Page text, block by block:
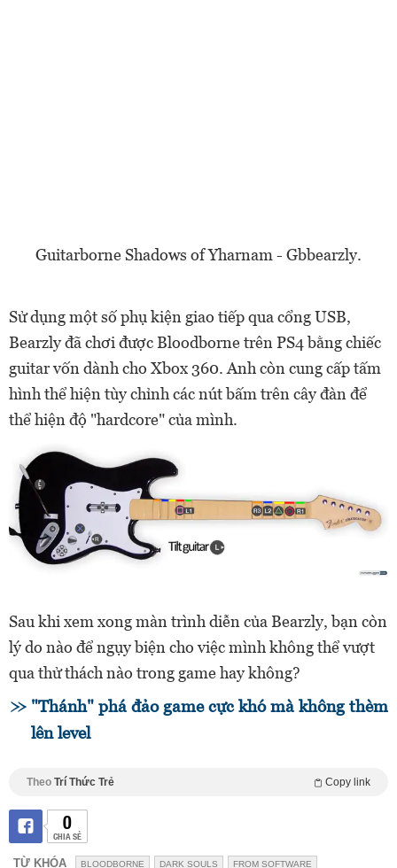
Guitarborne Shadows of Yharnam - Gbbearzly.
Sử dụng một số phụ kiện giao tiếp qua cổng USB,
Bearzly đã chơi được Bloodborne trên PS4 bằng chiếc
guitar vốn dành cho Xbox 360. Anh còn cung cấp tấm
hình thể hiện tùy chỉnh các nút bấm trên cây đàn để
thể hiện độ "hardcore" của mình.
Sau khi xem xong màn trình diễn của Bearzly, bạn còn
lý do nào để ngụy biện cho việc mình không thể vượt
qua thử thách nào trong game hay không?
"Thánh" phá đảo game cực khó mà không thèm
lên level
Theo Trí Thức Trẻ Copy link
0
CHIA SẺ
TỪ KHÓA BLOODBORNE DARK SOULS FROM SOFTWARE